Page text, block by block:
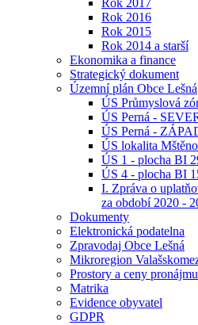
Rok 2017
Rok 2016
Rok 2015
Rok 2014 a starší
Ekonomika a finance
Strategický dokument
Územní plán Obce Lešná
ÚS Průmyslová
ÚS Perná -
ÚS Perná -
ÚS lokalita
ÚS 1 - plocha BI
ÚS 4 - plocha BI
I. Zpráva o
za období 2020 -
Dokumenty
Elektronická podatelna
Zpravodaj Obce Lešná
Mikroregion
Prostory a ceny pronájmu
Matrika
Evidence obyvatel
GDPR